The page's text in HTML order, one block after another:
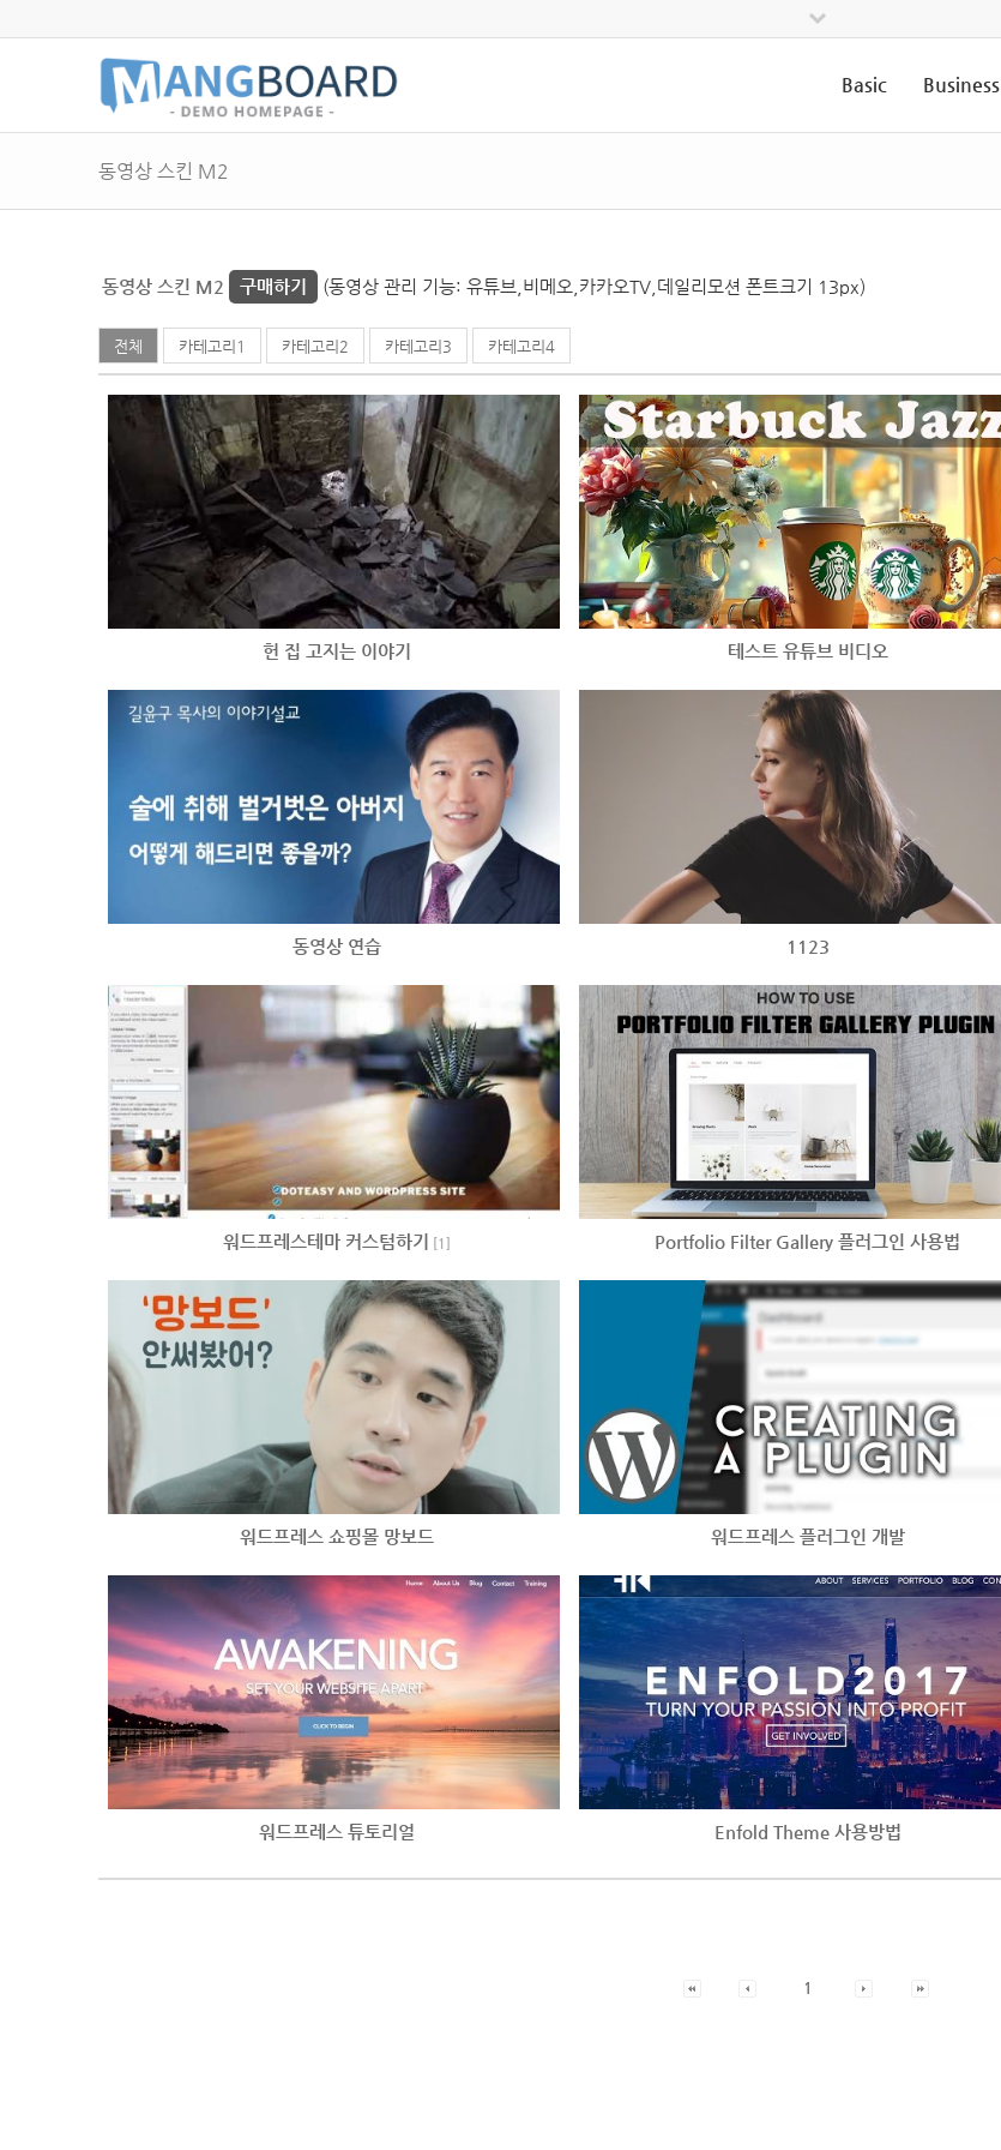
Basic Business
동영상 스킨 M2
동영상 스킨 M2 구매하기 (동영상 관리 기능: 유튜브,비메오,카카오TV,데일리모션 폰트크기 13px)
전체 카테고리1 카테고리2 카테고리3 카테고리4
헌 집 고지는 이야기 테스트 유튜브 비디오
동영상 연습 1123
워드프레스테마 커스텀하기 [1 ] Portfolio Filter Gallery 플러그인 사용법
워드프레스 쇼핑몰 망보드 워드프레스 플러그인 개발
워드프레스 튜토리얼 Enfold Theme 사용방법
1